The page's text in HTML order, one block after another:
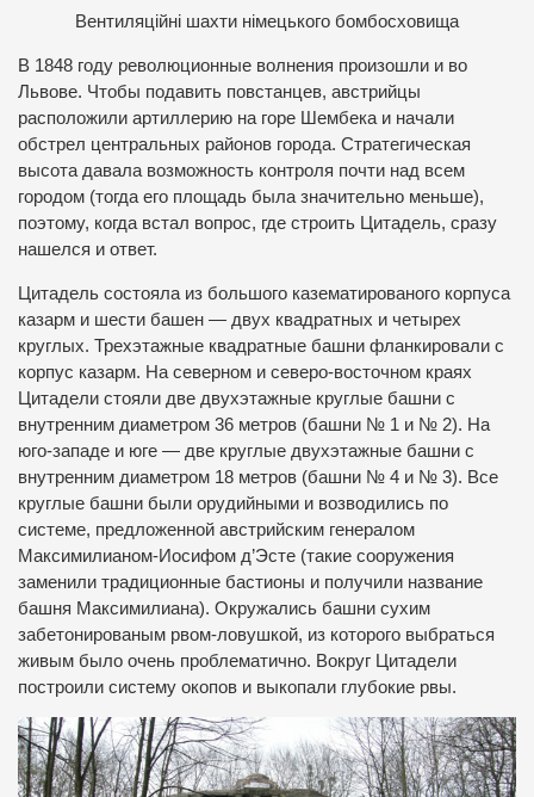
Вентиляційні шахти німецького бомбосховища
В 1848 году революционные волнения произошли и во
Львове. Чтобы подавить повстанцев, австрийцы
расположили артиллерию на горе Шембека и начали
обстрел центральных районов города. Стратегическая
высота давала возможность контроля почти над всем
городом (тогда его площадь была значительно меньше),
поэтому, когда встал вопрос, где строить Цитадель, сразу
нашелся и ответ.
Цитадель состояла из большого казематированого корпуса
казарм и шести башен — двух квадратных и четырех
круглых. Трехэтажные квадратные башни фланкировали с
корпус казарм. На северном и северо-восточном краях
Цитадели стояли две двухэтажные круглые башни с
внутренним диаметром 36 метров (башни № 1 и № 2). На
юго-западе и юге — две круглые двухэтажные башни с
внутренним диаметром 18 метров (башни № 4 и № 3). Все
круглые башни были орудийными и возводились по
системе, предложенной австрийским генералом
Максимилианом-Иосифом д’Эсте (такие сооружения
заменили традиционные бастионы и получили название
башня Максимилиана). Окружались башни сухим
забетонированым рвом-ловушкой, из которого выбраться
живым было очень проблематично. Вокруг Цитадели
построили систему окопов и выкопали глубокие рвы.